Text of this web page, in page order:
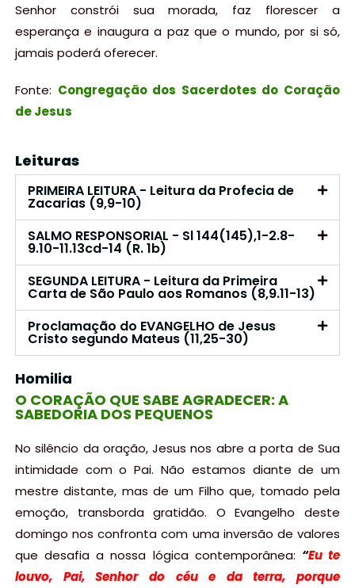
Senhor constrói sua morada, faz florescer a
esperança e inaugura a paz que o mundo, por si só,
jamais poderá oferecer.
Fonte: Congregação dos Sacerdotes do Coração
de Jesus
Leituras
PRIMEIRA LEITURA - Leitura da Profecia de
Zacarias (9,9-10)
SALMO RESPONSORIAL - Sl 144(145),1-2.8-
9.10-11.13cd-14 (R. 1b)
SEGUNDA LEITURA - Leitura da Primeira
Carta de São Paulo aos Romanos (8,9.11-13)
Proclamação do EVANGELHO de Jesus
Cristo segundo Mateus (11,25-30)
Homilia
O CORAÇÃO QUE SABE AGRADECER: A
SABEDORIA DOS PEQUENOS
No silêncio da oração, Jesus nos abre a porta de Sua
intimidade com o Pai. Não estamos diante de um
mestre distante, mas de um Filho que, tomado pela
emoção, transborda gratidão. O Evangelho deste
domingo nos confronta com uma inversão de valores
que desafia a nossa lógica contemporânea: “Eu te
louvo, Pai, Senhor do céu e da terra, porque